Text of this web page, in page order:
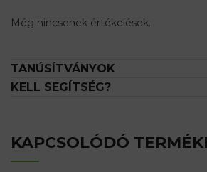
Még nincsenek értékelések.
TANÚSÍTVÁNYOK
KELL SEGÍTSÉG?
KAPCSOLÓDÓ